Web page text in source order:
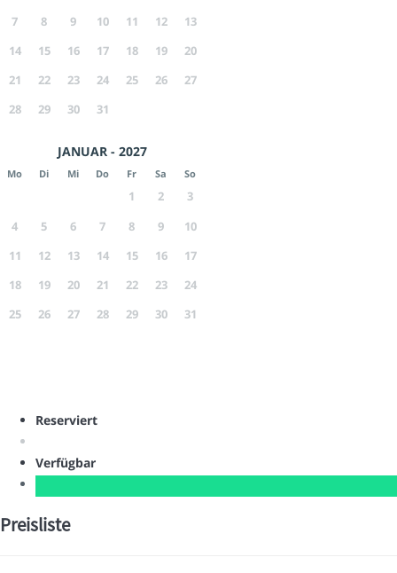
7
8 9 10 11 12
13
14
15 16 17 18 19
20
21
22 23 24 25 26
27
28
29 30 31
JANUAR - 2027
Mo Di Mi Do Fr Sa So
1 2
3
4
5 6 7 8 9
10
11
12 13 14 15 16
17
18
19 20 21 22 23
24
25
26 27 28 29 30 31
Reserviert
Verfügbar
Preisliste